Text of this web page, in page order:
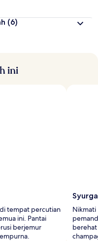
(6)
ini
tempat percutian
ini. Pantai
berjemur
Nikmati